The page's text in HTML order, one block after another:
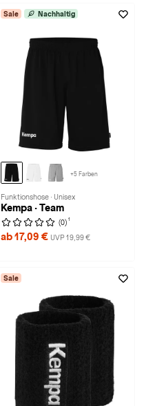
Sale Nachhaltig
+5 Farben
Funktionshose · Unisex
Kempa · Team
(0) 1
ab 17,09 € UVP 19,99 €
Sale